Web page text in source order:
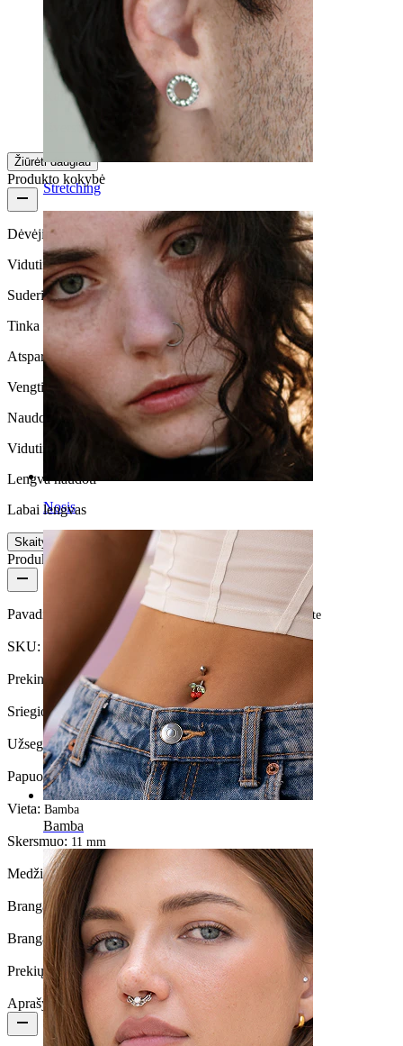
Stretching
Nosis
Bamba
Gerai
Gerai
Kaitlin Patikrintas pirkinys
Išversta su AI Rodyti originalą
Žiūrėti daugiau
Produkto kokybė
Dėvėjimo dažnumas
Vidutinio naudojimo
Suderinamumas su oda
Tinka daugumos tipų odai
Atsparus vandeniui
Vengti vandens
Naudojimo trukmė
Vidutinio patvarimo
Lengva naudoti
Labai lengvas
Skaityti daugiau
Produkto informacija
Pavadinimas: Clicker tipo bambos auskaras su blizgia gėlyte
SKU: Belly-556
Prekinis ženklas: Bodymod Moments
Sriegio storis:1,6 mm
Užsegimo tipas:Vyriai
Papuošalo tipas:Užspaudžiamas auskaras
Vieta: Bamba
Skersmuo: 11 mm
Medžiaga:Chirurginis plienas / Žalvaris
Brangakmenio spalva: Skaidri
Brangakmenio tipas:Kubinis cirkonis
Prekių kiekis:1
Aprašymas